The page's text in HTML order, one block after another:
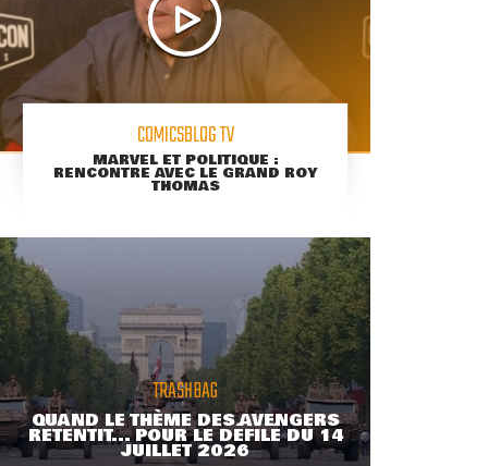
COMICSBLOG TV
MARVEL ET POLITIQUE :
RENCONTRE AVEC LE GRAND ROY
THOMAS
TRASHBAG
QUAND LE THÈME DES AVENGERS
RETENTIT... POUR LE DÉFILÉ DU 14
JUILLET 2026